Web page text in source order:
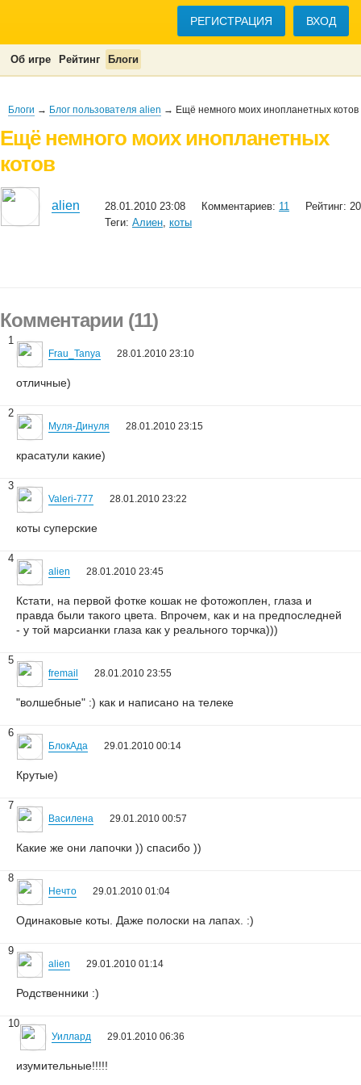
РЕГИСТРАЦИЯ ВХОД
Об игре Рейтинг Блоги
Блоги → Блог пользователя alien → Ещё немного моих инопланетных котов
Ещё немного моих инопланетных
котов
alien 28.01.2010 23:08 Комментариев: 11
Рейтинг: 20
Теги: Алиен, коты
Комментарии (11)
1
Frau_Tanya 28.01.2010 23:10
отличные)
2
Муля-Динуля 28.01.2010 23:15
красатули какие)
3
Valeri-777 28.01.2010 23:22
коты суперские
4
alien 28.01.2010 23:45
Кстати, на первой фотке кошак не фотожоплен, глаза и
правда были такого цвета. Впрочем, как и на предпоследней
- у той марсианки глаза как у реального торчка)))
5
fremail 28.01.2010 23:55
"волшебные" :) как и написано на телеке
6
БлокАда 29.01.2010 00:14
Крутые)
7
Василена 29.01.2010 00:57
Какие же они лапочки )) спасибо ))
8
Нечто 29.01.2010 01:04
Одинаковые коты. Даже полоски на лапах. :)
9
alien 29.01.2010 01:14
Родственники :)
10
Уиллард 29.01.2010 06:36
изумительные!!!!!